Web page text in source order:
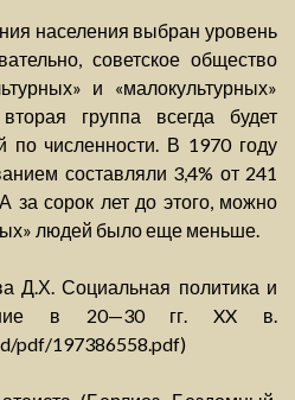
населения выбран уровень
советское общество
и «малокультурных»
группа всегда будет
по численности. В 1970 году
составляли 3,4% от 241
за сорок лет до этого, можно
людей было еще меньше.
Д.Х. Социальная политика и
в 20—30 гг. XX в.
pdf/197386558.pdf)